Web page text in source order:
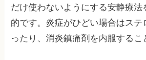
だけ使わないようにする安静療法
的です。炎症がひどい場合はステ
ったり、消炎鎮痛剤を内服するこ